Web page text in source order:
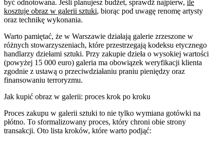
być odnotowana. Jeśli planujesz budżet, sprawdź najpierw, ile
kosztuje obraz w galerii sztuki, biorąc pod uwagę renomę artysty
oraz technikę wykonania.
Warto pamiętać, że w Warszawie działają galerie zrzeszone w
różnych stowarzyszeniach, które przestrzegają kodeksu etycznego
handlarzy dziełami sztuki. Przy zakupie dzieła o wysokiej wartości
(powyżej 15 000 euro) galeria ma obowiązek weryfikacji klienta
zgodnie z ustawą o przeciwdziałaniu praniu pieniędzy oraz
finansowaniu terroryzmu.
Jak kupić obraz w galerii: proces krok po kroku
Proces zakupu w galerii sztuki to nie tylko wymiana gotówki na
płótno. To sformalizowany proces, który chroni obie strony
transakcji. Oto lista kroków, które warto podjąć: